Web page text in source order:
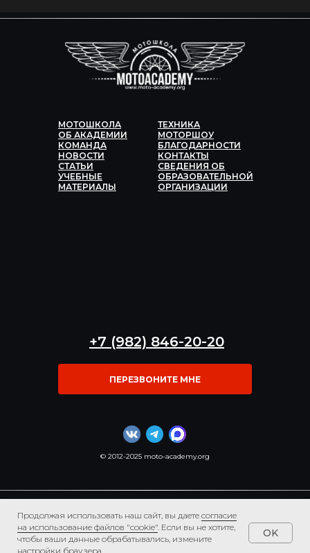
Продолжая использовать наш сайт, вы даете согласие
на использование файлов "cookie". Если вы не хотите,
чтобы ваши данные обрабатывались, измените
настройки браузера.
OK
+7 (982) 846-20-20
Согласие пользователя сайта на обработку
Согласие на получение рассылки и рекламных
материалов
© 2012-2025 moto-academy.org
ПЕРЕЗВОНИТЕ МНЕ
МОТОШКОЛА
ОБ АКАДЕМИИ
КОМАНДА
НОВОСТИ
СТАТЬИ
УЧЕБНЫЕ
МАТЕРИАЛЫ
ТЕХНИКА
МОТОРШОУ
БЛАГОДАРНОСТИ
КОНТАКТЫ
СВЕДЕНИЯ ОБ
ОБРАЗОВАТЕЛЬНОЙ
ОРГАНИЗАЦИИ